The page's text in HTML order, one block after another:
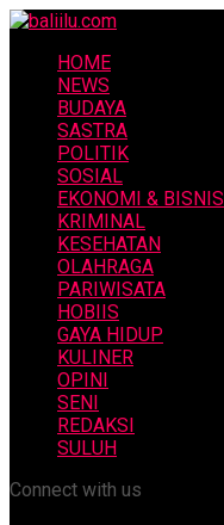
HOME
NEWS
BUDAYA
SASTRA
POLITIK
SOSIAL
EKONOMI & BISNIS
KRIMINAL
KESEHATAN
OLAHRAGA
PARIWISATA
HOBIIS
GAYA HIDUP
KULINER
OPINI
SENI
REDAKSI
SULUH
Connect with us